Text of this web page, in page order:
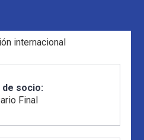
internacional
de socio:
Final